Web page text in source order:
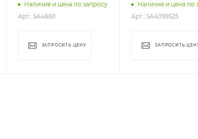
Наличие и цена по запросу
Арт.: SA4860
ЗАПРОСИТЬ ЦЕНУ
Наличие и цена по
Арт.: SA4099S25
ЗАПРОСИТЬ